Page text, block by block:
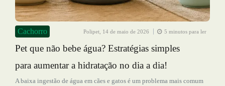
Cachorro Polipet, 14 de maio de 2026 5 minutos para ler
Pet que não bebe água? Estratégias simples
para aumentar a hidratação no dia a dia!
A baixa ingestão de água em cães e gatos é um problema mais comum